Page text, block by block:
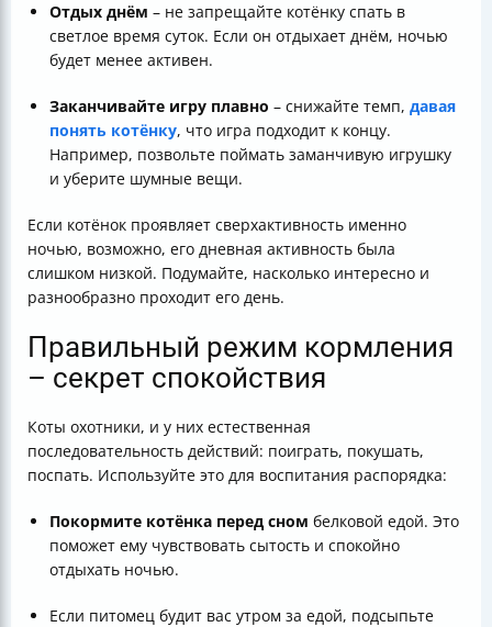
Отдых днём – не запрещайте котёнку спать в
светлое время суток. Если он отдыхает днём, ночью
будет менее активен.
Заканчивайте игру плавно – снижайте темп, давая
понять котёнку, что игра подходит к концу.
Например, позвольте поймать заманчивую игрушку
и уберите шумные вещи.
Если котёнок проявляет сверхактивность именно
ночью, возможно, его дневная активность была
слишком низкой. Подумайте, насколько интересно и
разнообразно проходит его день.
Правильный режим кормления
– секрет спокойствия
Коты охотники, и у них естественная
последовательность действий: поиграть, покушать,
поспать. Используйте это для воспитания распорядка:
Покормите котёнка перед сном белковой едой. Это
поможет ему чувствовать сытость и спокойно
отдыхать ночью.
Если питомец будит вас утром за едой, подсыпьте